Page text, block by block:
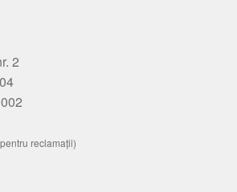
2
reclamații)